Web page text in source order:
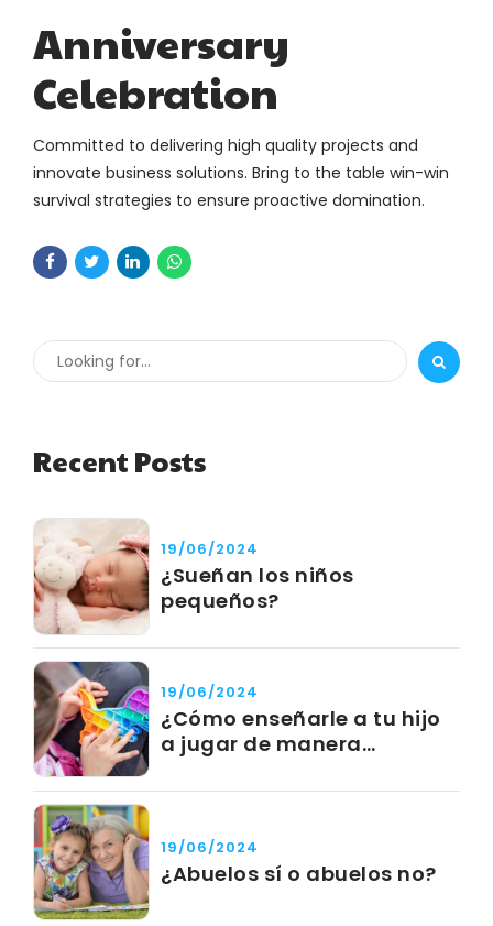
Anniversary
Celebration
Committed to delivering high quality projects and
innovate business solutions. Bring to the table win-win
survival strategies to ensure proactive domination.
Recent Posts
19/06/2024
¿Sueñan los niños
pequeños?
19/06/2024
¿Cómo enseñarle a tu hijo
a jugar de manera
19/06/2024
¿Abuelos sí o abuelos no?